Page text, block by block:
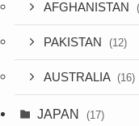
AFGHANISTAN
PAKISTAN (12)
AUSTRALIA (16)
JAPAN (17)